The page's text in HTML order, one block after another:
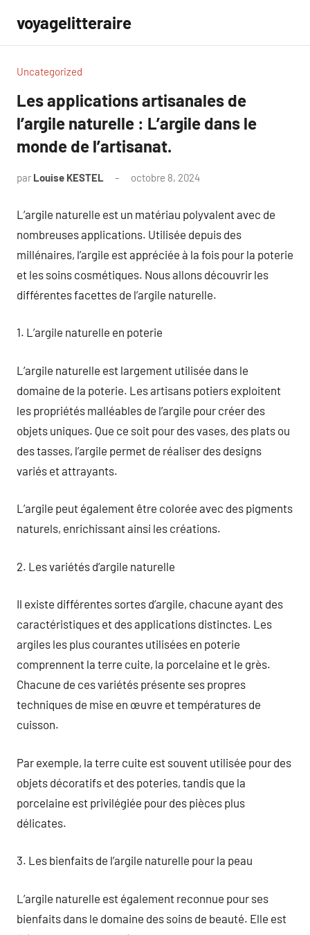
contenu
voyagelitteraire
Uncategorized
Les applications artisanales de
l’argile naturelle : L’argile dans le
monde de l’artisanat.
par Louise KESTEL octobre 8, 2024
L’argile naturelle est un matériau polyvalent avec de
nombreuses applications. Utilisée depuis des
millénaires, l’argile est appréciée à la fois pour la poterie
et les soins cosmétiques. Nous allons découvrir les
différentes facettes de l’argile naturelle.
1. L’argile naturelle en poterie
L’argile naturelle est largement utilisée dans le
domaine de la poterie. Les artisans potiers exploitent
les propriétés malléables de l’argile pour créer des
objets uniques. Que ce soit pour des vases, des plats ou
des tasses, l’argile permet de réaliser des designs
variés et attrayants.
L’argile peut également être colorée avec des pigments
naturels, enrichissant ainsi les créations.
2. Les variétés d’argile naturelle
Il existe différentes sortes d’argile, chacune ayant des
caractéristiques et des applications distinctes. Les
argiles les plus courantes utilisées en poterie
comprennent la terre cuite, la porcelaine et le grès.
Chacune de ces variétés présente ses propres
techniques de mise en œuvre et températures de
cuisson.
Par exemple, la terre cuite est souvent utilisée pour des
objets décoratifs et des poteries, tandis que la
porcelaine est privilégiée pour des pièces plus
délicates.
3. Les bienfaits de l’argile naturelle pour la peau
L’argile naturelle est également reconnue pour ses
bienfaits dans le domaine des soins de beauté. Elle est